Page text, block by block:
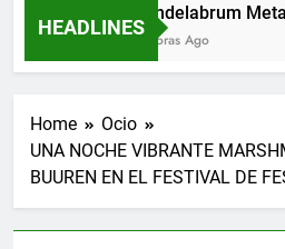
HEADLINES
Candelabrum Metal
6 Horas Ago
Home
Ocio
UNA NOCHE VIBRANTE
BUUREN EN EL FESTIVAL DE